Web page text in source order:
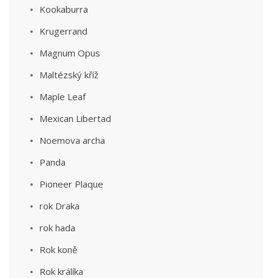
Kookaburra
Krugerrand
Magnum Opus
Maltézský kříž
Maple Leaf
Mexican Libertad
Noemova archa
Panda
Pioneer Plaque
rok Draka
rok hada
Rok koně
Rok králíka